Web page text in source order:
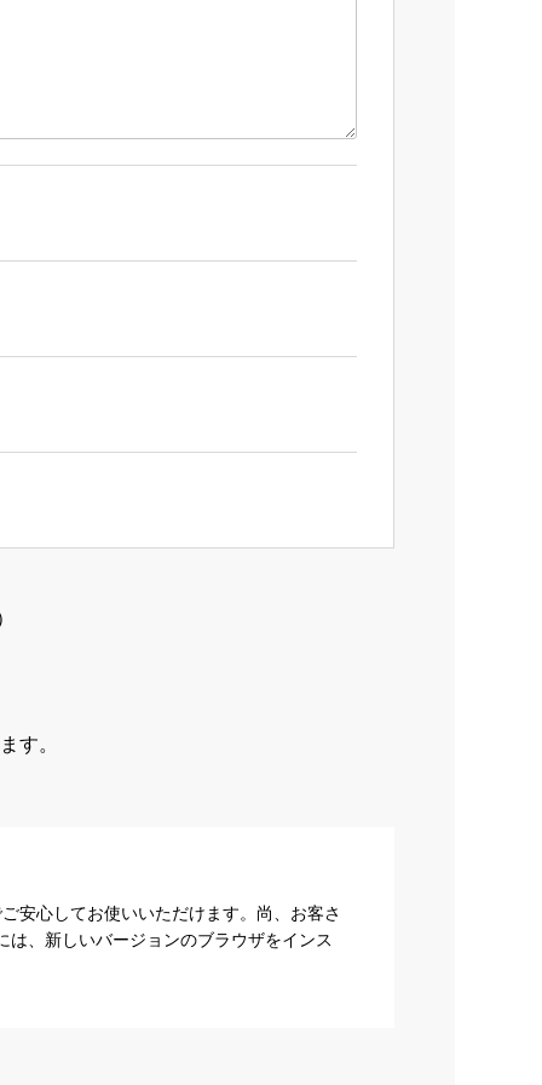
す。
安心してお使いいただけます。尚、お客さ
、新しいバージョンのブラウザをインス